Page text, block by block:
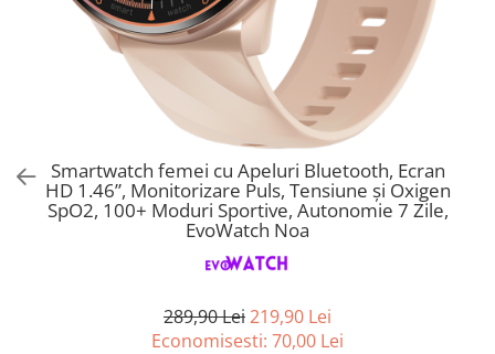
Smartwatch femei cu Apeluri Bluetooth, Ecran
HD 1.46”, Monitorizare Puls, Tensiune și Oxigen
SpO2, 100+ Moduri Sportive, Autonomie 7 Zile,
EvoWatch Noa
289,90 Lei219,90 Lei
Economisesti: 70,00 Lei